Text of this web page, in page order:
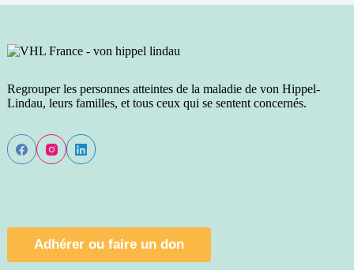
Regrouper les personnes atteintes de la maladie de von Hippel-
Lindau, leurs familles, et tous ceux qui se sentent concernés.
Adhérer ou faire un don